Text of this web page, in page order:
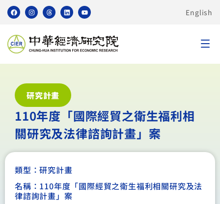
English
研究計畫
110年度「國際經貿之衛生福利相
關研究及法律諮詢計畫」案
類型：研究計畫
名稱：110年度「國際經貿之衛生福利相關研究及法
律諮詢計畫」案